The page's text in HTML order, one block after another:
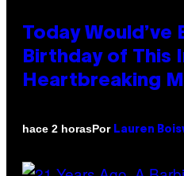
Today Would’ve
Birthday of This
Heartbreaking
hace 2 horasPor Lauren